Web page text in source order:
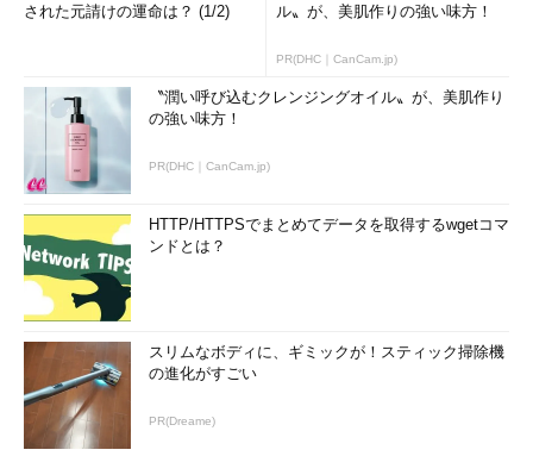
ェックを入れた状態で、［Start］ボタ
ンをクリックする。
▼
された元請けの運命は？ (1/2)
ル〟が、美肌作りの強い味方！
PR(DHC｜CanCam.jp)
〝潤い呼び込むクレンジングオイル〟が、美肌作り
の強い味方！
PR(DHC｜CanCam.jp)
HTTP/HTTPSでまとめてデータを取得するwgetコマ
ンドとは？
スリムなボディに、ギミックが！スティック掃除機
の進化がすごい
PR(Dreame)